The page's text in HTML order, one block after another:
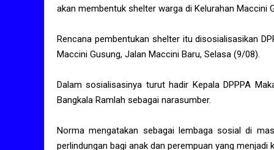
akan membentuk shelter warga di Kelurahan Maccini
Rencana pembentukan shelter itu disosialisasikan
Maccini Gusung, Jalan Maccini Baru, Selasa (9/08).
Dalam sosialisasinya turut hadir Kepala DPPPA
Bangkala Ramlah sebagai narasumber.
Norma mengatakan sebagai lembaga sosial di
perlindungan bagi anak dan perempuan yang menjadi